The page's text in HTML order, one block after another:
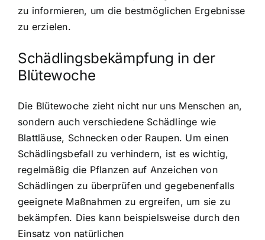
zu informieren, um die bestmöglichen Ergebnisse
zu erzielen.
Schädlingsbekämpfung in der
Blütewoche
Die Blütewoche zieht nicht nur uns Menschen an,
sondern auch verschiedene Schädlinge wie
Blattläuse, Schnecken oder Raupen. Um einen
Schädlingsbefall zu verhindern, ist es wichtig,
regelmäßig die Pflanzen auf Anzeichen von
Schädlingen zu überprüfen und gegebenenfalls
geeignete Maßnahmen zu ergreifen, um sie zu
bekämpfen. Dies kann beispielsweise durch den
Einsatz von natürlichen